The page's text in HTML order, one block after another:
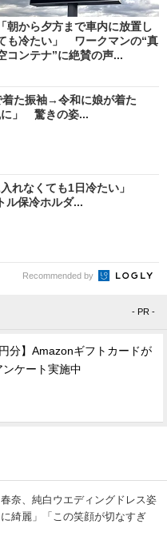
「朝から夕方まで車内に放置し
も冷たい」 ワークマンの“真
コンテナ”に絶賛の声...
た振袖→令和に娘が着た
」 驚きの姿...
入れなくても1日冷たい」
ル保冷ホルダ...
Recommended by
- PR -
分】Amazonギフトカードが
ケート実施中
春奈、純白ウエディングドレス姿
綺麗」「この笑顔が切なすぎ